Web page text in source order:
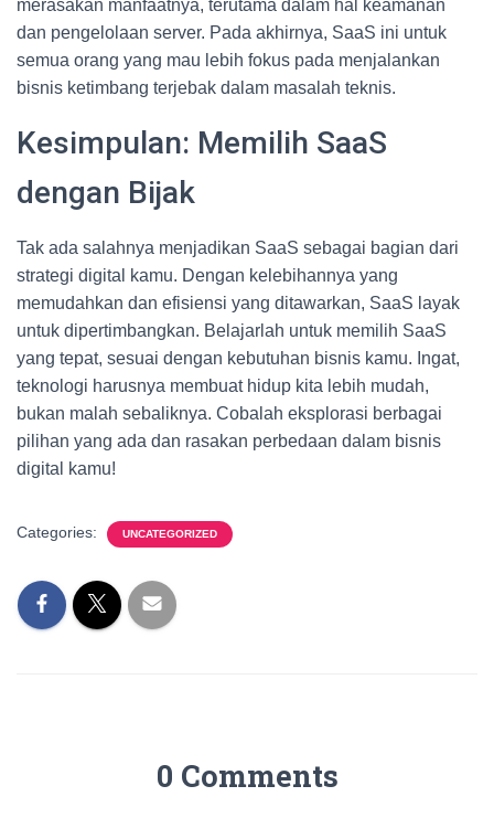
merasakan manfaatnya, terutama dalam hal keamanan
dan pengelolaan server. Pada akhirnya, SaaS ini untuk
semua orang yang mau lebih fokus pada menjalankan
bisnis ketimbang terjebak dalam masalah teknis.
Kesimpulan: Memilih SaaS
dengan Bijak
Tak ada salahnya menjadikan SaaS sebagai bagian dari
strategi digital kamu. Dengan kelebihannya yang
memudahkan dan efisiensi yang ditawarkan, SaaS layak
untuk dipertimbangkan. Belajarlah untuk memilih SaaS
yang tepat, sesuai dengan kebutuhan bisnis kamu. Ingat,
teknologi harusnya membuat hidup kita lebih mudah,
bukan malah sebaliknya. Cobalah eksplorasi berbagai
pilihan yang ada dan rasakan perbedaan dalam bisnis
digital kamu!
Categories: UNCATEGORIZED
0 Comments